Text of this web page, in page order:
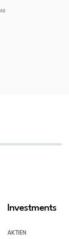
Investments
AKTIEN